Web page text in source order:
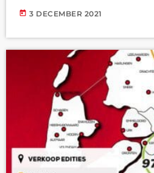
today 3 DECEMBER 2021